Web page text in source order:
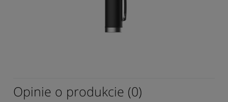
Opinie o produkcie (0)